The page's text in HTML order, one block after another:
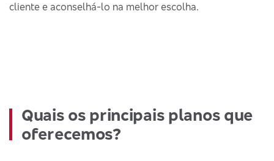
cliente e aconselhá-lo na melhor escolha.
Quais os principais planos que
oferecemos?